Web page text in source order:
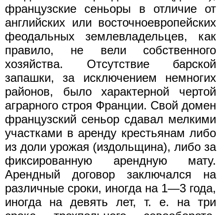
французские сеньоры в отличие от
английских или восточноевропейских
феодальных землевладельцев, как
правило, не вели собственного
хозяйства. Отсутствие барской
запашки, за исключением немногих
районов, было характерной чертой
аграрного строя Франции. Свой домен
французский сеньор сдавал мелкими
участками в аренду крестьянам либо
из доли урожая (издольщина), либо за
фиксированную арендную мату.
Арендный договор заключался на
различные сроки, иногда на 1—3 года,
иногда на девять лет, т. е. на три